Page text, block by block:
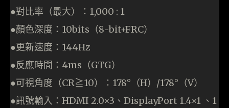
●對比率（最大）：1,000 : 1
●顏色深度：10bits（8-bit+FRC）
●更新速度：144Hz
●反應時間：4ms（GTG）
●可視角度（CR≧10）：178°（H）/178°（V）
●訊號輸入：HDMI 2.0×3、DisplayPort 1.4×1 、1